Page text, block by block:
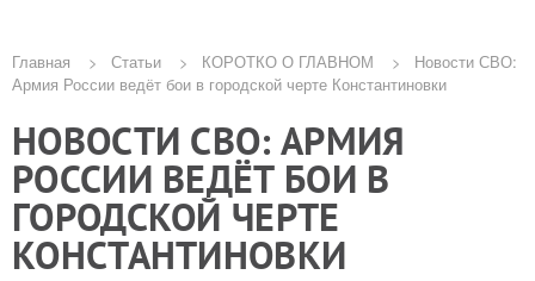
Строка
навигации
Главная Статьи КОРОТКО О ГЛАВНОМ
Новости СВО:
Армия России ведёт бои в городской черте Константиновки
НОВОСТИ СВО: АРМИЯ
РОССИИ ВЕДЁТ БОИ В
ГОРОДСКОЙ ЧЕРТЕ
КОНСТАНТИНОВКИ